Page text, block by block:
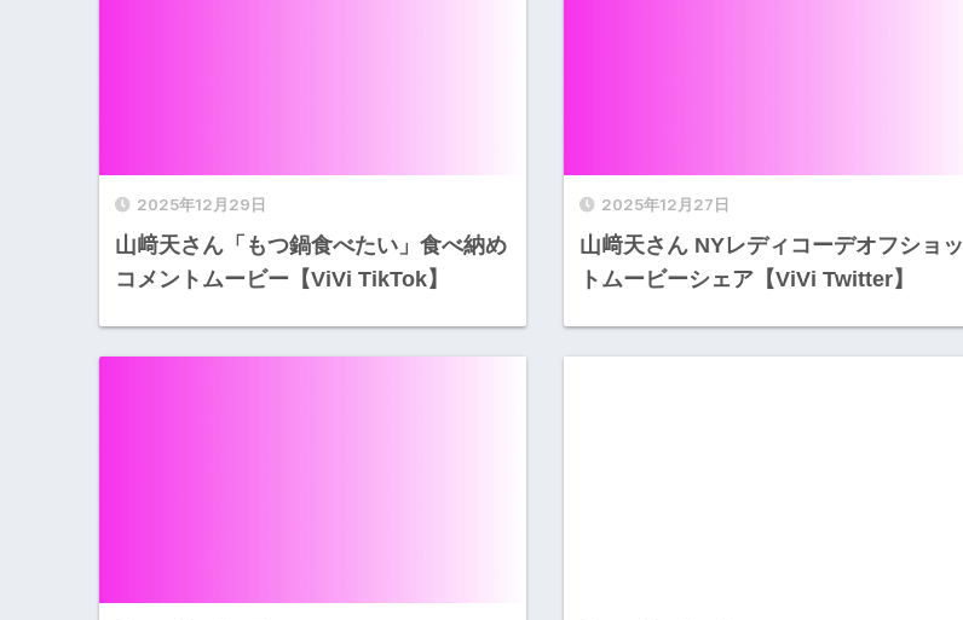
2025年12月29日
山﨑天さん「もつ鍋食べたい」食べ納め
コメントムービー【ViVi TikTok】
2025年12月27日
山﨑天さん NYレディコーデオフショッ
トムービーシェア【ViVi Twitter】